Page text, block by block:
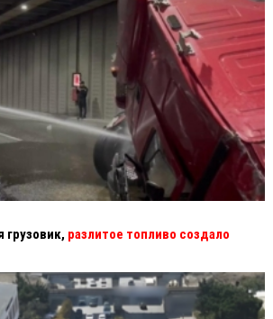
грузовик, разлитое топливо создало